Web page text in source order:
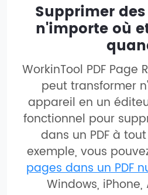
Supprimer des
n'importe où
WorkinTool PDF Page
peut transformer
appareil en un
fonctionnel pour
dans un PDF à
exemple, vous
pages dans un PDF
Windows,